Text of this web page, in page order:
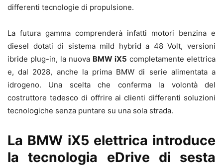
differenti tecnologie di propulsione.
La futura gamma comprenderà infatti motori benzina e
diesel dotati di sistema mild hybrid a 48 Volt, versioni
ibride plug-in, la nuova BMW iX5 completamente elettrica
e, dal 2028, anche la prima BMW di serie alimentata a
idrogeno. Una scelta che conferma la volontà del
costruttore tedesco di offrire ai clienti differenti soluzioni
tecnologiche senza puntare su una sola strada.
La BMW iX5 elettrica introduce
la tecnologia eDrive di sesta